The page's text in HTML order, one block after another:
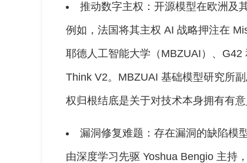
推动数字主权：开源模型在欧洲及
例如，法国将其主权 AI 战略押注在
耶德人工智能大学（MBZUAI）、
Think V2。MBZUAI 基础模型研究所
权归根结底是关于对技术本身拥有有
漏洞修复难题：存在漏洞的缺陷模
由深度学习先驱 Yoshua Bengio 主持